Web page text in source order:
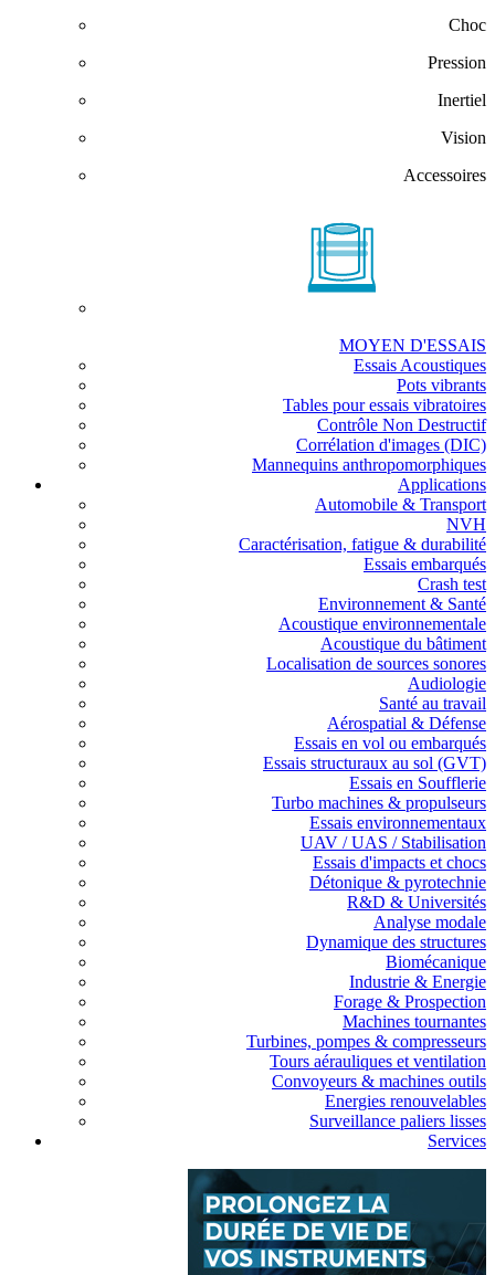
Choc
Pression
Inertiel
Vision
Accessoires
MOYEN D'ESSAIS
Essais Acoustiques
Pots vibrants
Tables pour essais vibratoires
Contrôle Non Destructif
Corrélation d'images (DIC)
Mannequins anthropomorphiques
Applications
Automobile & Transport
NVH
Caractérisation, fatigue & durabilité
Essais embarqués
Crash test
Environnement & Santé
Acoustique environnementale
Acoustique du bâtiment
Localisation de sources sonores
Audiologie
Santé au travail
Aérospatial & Défense
Essais en vol ou embarqués
Essais structuraux au sol (GVT)
Essais en Soufflerie
Turbo machines & propulseurs
Essais environnementaux
UAV / UAS / Stabilisation
Essais d'impacts et chocs
Détonique & pyrotechnie
R&D & Universités
Analyse modale
Dynamique des structures
Biomécanique
Industrie & Energie
Forage & Prospection
Machines tournantes
Turbines, pompes & compresseurs
Tours aérauliques et ventilation
Convoyeurs & machines outils
Energies renouvelables
Surveillance paliers lisses
Services